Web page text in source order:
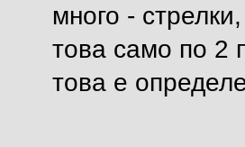
много -
това само по 2
това е